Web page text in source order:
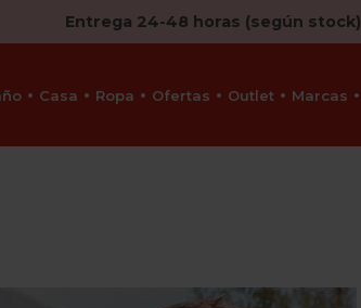
Entrega 24-48 horas (según stock)
Casa Ropa Ofertas Outlet Marcas